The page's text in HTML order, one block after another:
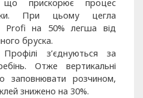
прискорює процес
При цьому цегла
Profi на 50% легша від
бруска.
з’єднуються за
Отже вертикальні
заповнювати розчином,
знижено на 30%.